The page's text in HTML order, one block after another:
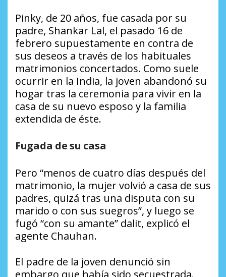
Pinky, de 20 años, fue casada por su
padre, Shankar Lal, el pasado 16 de
febrero supuestamente en contra de
sus deseos a través de los habituales
matrimonios concertados. Como suele
ocurrir en la India, la joven abandonó su
hogar tras la ceremonia para vivir en la
casa de su nuevo esposo y la familia
extendida de éste.
Fugada de su casa
Pero “menos de cuatro días después del
matrimonio, la mujer volvió a casa de sus
padres, quizá tras una disputa con su
marido o con sus suegros”, y luego se
fugó “con su amante” dalit, explicó el
agente Chauhan.
El padre de la joven denunció sin